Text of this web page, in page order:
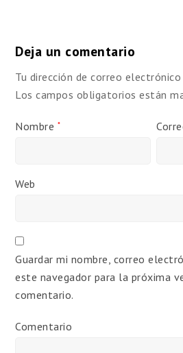
Deja un comentario
Tu dirección de correo
Los campos obligatorios están
Nombre *
Web
Guardar mi nombre, correo
este navegador para la próxima
comentario.
Comentario